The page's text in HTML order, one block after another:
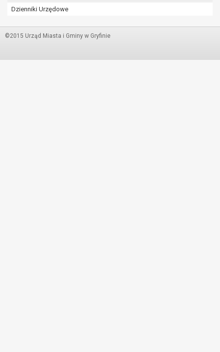
Dzienniki Urzędowe
©2015 Urząd Miasta i Gminy w Gryfinie